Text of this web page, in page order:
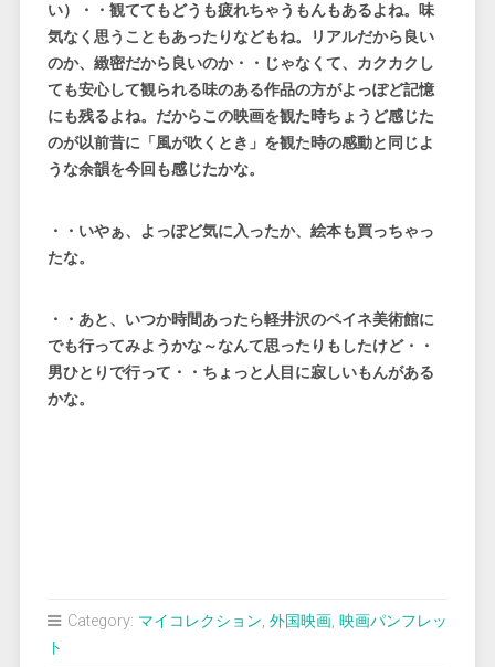
い）・・観ててもどうも疲れちゃうもんもあるよね。味
気なく思うこともあったりなどもね。リアルだから良い
のか、緻密だから良いのか・・じゃなくて、カクカクし
ても安心して観られる味のある作品の方がよっぽど記憶
にも残るよね。だからこの映画を観た時ちょうど感じた
のが以前昔に「風が吹くとき」を観た時の感動と同じよ
うな余韻を今回も感じたかな。
・・いやぁ、よっぽど気に入ったか、絵本も買っちゃっ
たな。
・・あと、いつか時間あったら軽井沢のペイネ美術館に
でも行ってみようかな～なんて思ったりもしたけど・・
男ひとりで行って・・ちょっと人目に寂しいもんがある
かな。
Category: マイコレクション, 外国映画, 映画パンフレッ
ト